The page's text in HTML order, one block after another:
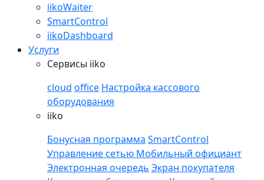
iikoWaiter
SmartControl
iikoDashboard
Услуги
Сервисы iiko
cloud office Настройка кассового
оборудования
iiko
Бонусная программа SmartControl
Управление сетью Мобильный официант
Электронная очередь Экран покупателя